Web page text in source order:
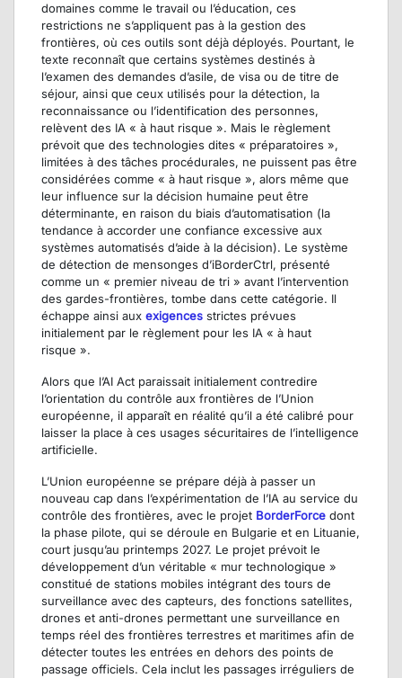
domaines comme le travail ou l’éducation, ces
restrictions ne s’appliquent pas à la gestion des
frontières, où ces outils sont déjà déployés. Pourtant, le
texte reconnaît que certains systèmes destinés à
l’examen des demandes d’asile, de visa ou de titre de
séjour, ainsi que ceux utilisés pour la détection, la
reconnaissance ou l’identification des personnes,
relèvent des IA « à haut risque ». Mais le règlement
prévoit que des technologies dites « préparatoires »,
limitées à des tâches procédurales, ne puissent pas être
considérées comme « à haut risque », alors même que
leur influence sur la décision humaine peut être
déterminante, en raison du biais d’automatisation (la
tendance à accorder une confiance excessive aux
systèmes automatisés d’aide à la décision). Le système
de détection de mensonges d’iBorderCtrl, présenté
comme un « premier niveau de tri » avant l’intervention
des gardes-frontières, tombe dans cette catégorie. Il
échappe ainsi aux exigences strictes prévues
initialement par le règlement pour les IA « à haut
risque ».
Alors que l’AI Act paraissait initialement contredire
l’orientation du contrôle aux frontières de l’Union
européenne, il apparaît en réalité qu’il a été calibré pour
laisser la place à ces usages sécuritaires de l’intelligence
artificielle.
L’Union européenne se prépare déjà à passer un
nouveau cap dans l’expérimentation de l’IA au service du
contrôle des frontières, avec le projet BorderForce dont
la phase pilote, qui se déroule en Bulgarie et en Lituanie,
court jusqu’au printemps 2027. Le projet prévoit le
développement d’un véritable « mur technologique »
constitué de stations mobiles intégrant des tours de
surveillance avec des capteurs, des fonctions satellites,
drones et anti-drones permettant une surveillance en
temps réel des frontières terrestres et maritimes afin de
détecter toutes les entrées en dehors des points de
passage officiels. Cela inclut les passages irréguliers de